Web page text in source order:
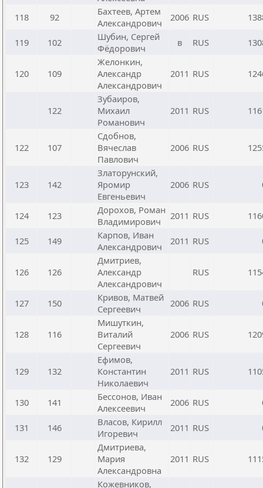
118
92
Бахтеев, Артем
Александрович
2006 RUS
119 102
Шубин, Сергей
Фёдорович
в RUS
120 109
Желонкин,
Александр
Александрович
2011 RUS
122
Зубаиров,
Михаил
Романович
2011 RUS
122 107
Сдобнов,
Вячеслав
Павлович
2006 RUS
123 142
Златорунский,
Яромир
Евгеньевич
2006 RUS
124 123
Дорохов, Роман
Владимирович
2011 RUS
125 149
Карпов, Иван
Александрович
2011 RUS
126 126
Дмитриев,
Александр
Александрович
RUS
127 150
Кривов, Матвей
Сергеевич
2006 RUS
128 116
Мишуткин,
Виталий
Сергеевич
2006 RUS
129 132
Ефимов,
Константин
Николаевич
2011 RUS
130 141
Бессонов, Иван
Алексеевич
2006 RUS
131 146
Власов, Кирилл
Игоревич
2011 RUS
132 129
Дмитриева,
Мария
Александровна
2011 RUS
Кожевников,